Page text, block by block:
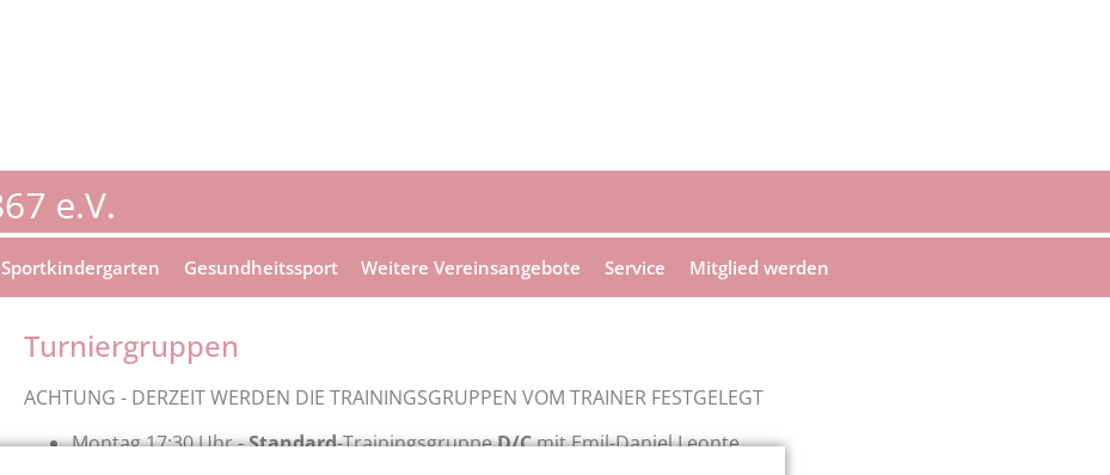
Sportkindergarten Gesundheitssport Weitere Vereinsangebote Service Mitglied werden
Turniergruppen
ACHTUNG - DERZEIT WERDEN DIE TRAININGSGRUPPEN VOM TRAINER FESTGELEGT
Montag 17:30 Uhr -Standard-TrainingsgruppeD/Cmit Emil-Daniel Leonte